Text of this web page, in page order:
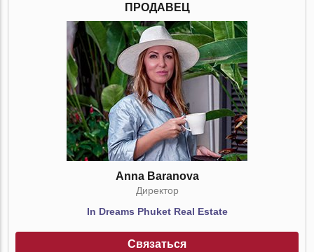
ПРОДАВЕЦ
Anna Baranova
Директор
In Dreams Phuket Real Estate
Связаться